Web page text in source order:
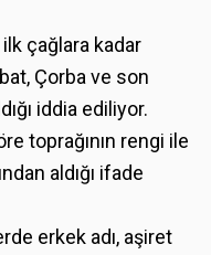
ilk çağlara kadar
Çorba ve son
iddia ediliyor.
toprağının rengi ile
aldığı ifade
erkek adı, aşiret